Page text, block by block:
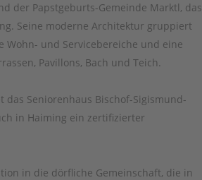
der Papstgeburts-Gemeinde Marktl, das
Seine moderne Architektur gruppiert
Wohn- und Servicebereiche und eine
Pavillons, Bach und Teich.
das Seniorenhaus Bischof-Sigismund-
in Haiming ein zertifizierter
in die dörfliche Gemeinschaft, die in